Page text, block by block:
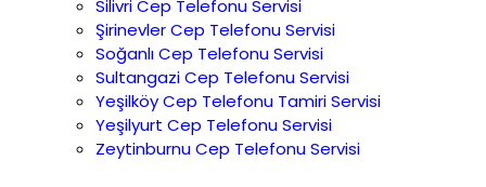
Silivri Cep Telefonu Servisi
Şirinevler Cep Telefonu Servisi
Soğanlı Cep Telefonu Servisi
Sultangazi Cep Telefonu Servisi
Yeşilköy Cep Telefonu Tamiri Servisi
Yeşilyurt Cep Telefonu Servisi
Zeytinburnu Cep Telefonu Servisi